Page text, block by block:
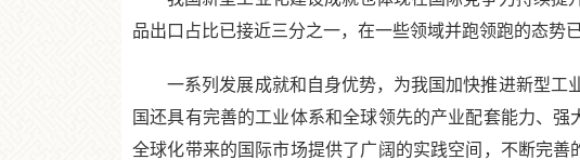
品出口占比已接近三分之一，在一些领域并跑领跑的态势
一系列发展成就和自身优势，为我国加快推进新型工
国还具有完善的工业体系和全球领先的产业配套能力、
全球化带来的国际市场提供了广阔的实践空间，不断完